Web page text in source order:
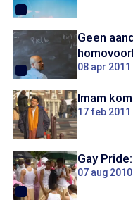
Geen
08 apr 2011
Imam
17 feb 2011
Gay
07 aug 2010